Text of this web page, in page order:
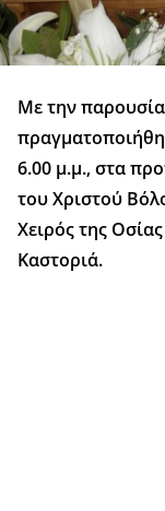
Με την
6.00 μ.μ., στα
του Χριστού
Χειρός της
Καστοριά.